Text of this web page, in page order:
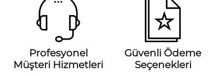
Profesyonel
Müşteri Hizmetleri
Güvenli Ödeme
Seçenekleri